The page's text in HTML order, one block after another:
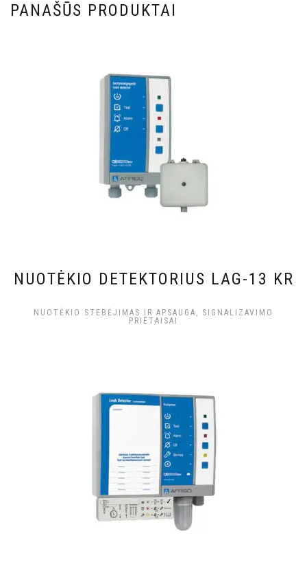
PANAŠŪS PRODUKTAI
NUOTĖKIO DETEKTORIUS LAG-13 KR
NUOTĖKIO STEBĖJIMAS IR APSAUGA, SIGNALIZAVIMO
PRIETAISAI